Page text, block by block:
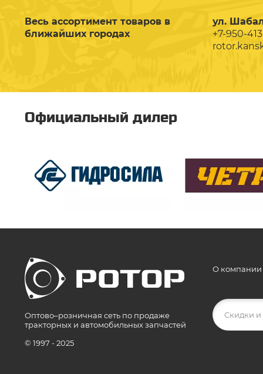
Весь ассортимент товаров в
ближайших городах
ул.
+7-950-
Официальный дилер
Оптово–розничная сеть по продаже
тракторных и автомобильных запчастей
© 1997 - 2025
О компании